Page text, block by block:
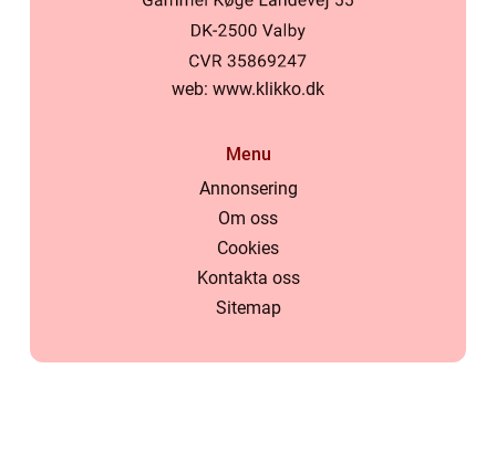
web: www.klikko.dk
Menu
Annonsering
Om oss
Cookies
Kontakta oss
Sitemap